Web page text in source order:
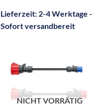
Lieferzeit: 2-4 Werktage -
Sofort versandbereit
NICHT VORRÄTIG